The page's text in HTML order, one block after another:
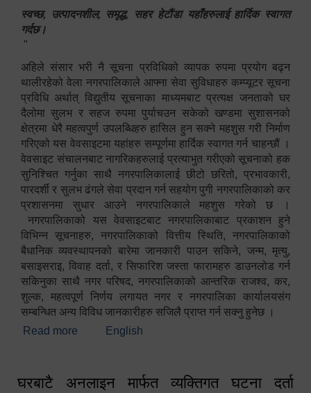
स्वच्छ, उत्पादनशील, समृद्ध, सहर हेटौंडा यहाँहरुलाई हार्दिक स्वागत
गर्दछ।
"
अहिले संसार भरी नै सूचना प्रविधिको व्यापक रुपमा प्रयोग बढ्न
थालीरहेको वेला नगरपालिकाले आफ्ना सेवा सुविधाहरु कम्प्यूटर सूचना
प्रविधि अर्थात् विद्युतीय सूचनाका माध्यमबाट प्रत्यक्ष जनताको घर
दैलोमा सुलभ र सहज रुपमा पुर्याचउन सकेको खण्डमा सुशासनको
क्षेत्रमा धेरै महत्वपुर्ण उपलब्धिहरु हासिल हुन सक्ने महशुस गरी निर्माण
गरिएको यस वेवसाइटमा यहांहरु सम्पूर्णमा हार्दिक स्वागत गर्न चाहन्छौं ।
वेवसाइट संचालनबाट नागरिकहरुलाई प्रत्याभुत गरीएको सूचनाको हक
सुनिश्चित गर्नुका साथै नगरपालिकालाई छीटो छरितो, प्रभावकारी,
पारदर्शी र सुलभ ढंगले सेवा प्रदान गर्न सहयोग पुगी नगरपालिकाको कर
प्रशासनमा सुधार आउने नगरपालिकाले महशुस गरेको छ ।
नगरपालिकाको यस वेवसाइटबाट नगरपालिकाबाट प्रकाशन हुने
विभिन्न सूचनाहरु, नगरपालिकाको वित्तीय स्थिति, नगरपालिकाको
बैधानिक व्यवस्थापनको बारेमा जानकारी पाउन सकिने, जन्म, मृत्यु,
बसाइसराइ, विवाह दर्ता, र सिफारिश जस्ता फारामहरु डाउनलोड गर्न
सकिनुका साथै नगर परिषद, नगरपालिकाको आन्तरिक राजश्व, कर,
शुल्क, महत्वपूर्ण निर्णय लगायत नगर र नगरपालिका कार्यालयसंग
सम्बन्धित अन्य विविध जानकारीहरु सजिलै प्राप्त गर्न सक्नु हुनेछ ।
Read more about स्वागतम!!!
English
घरबाटै अनलाइन मार्फत व्यक्तिगत घटना दर्ता